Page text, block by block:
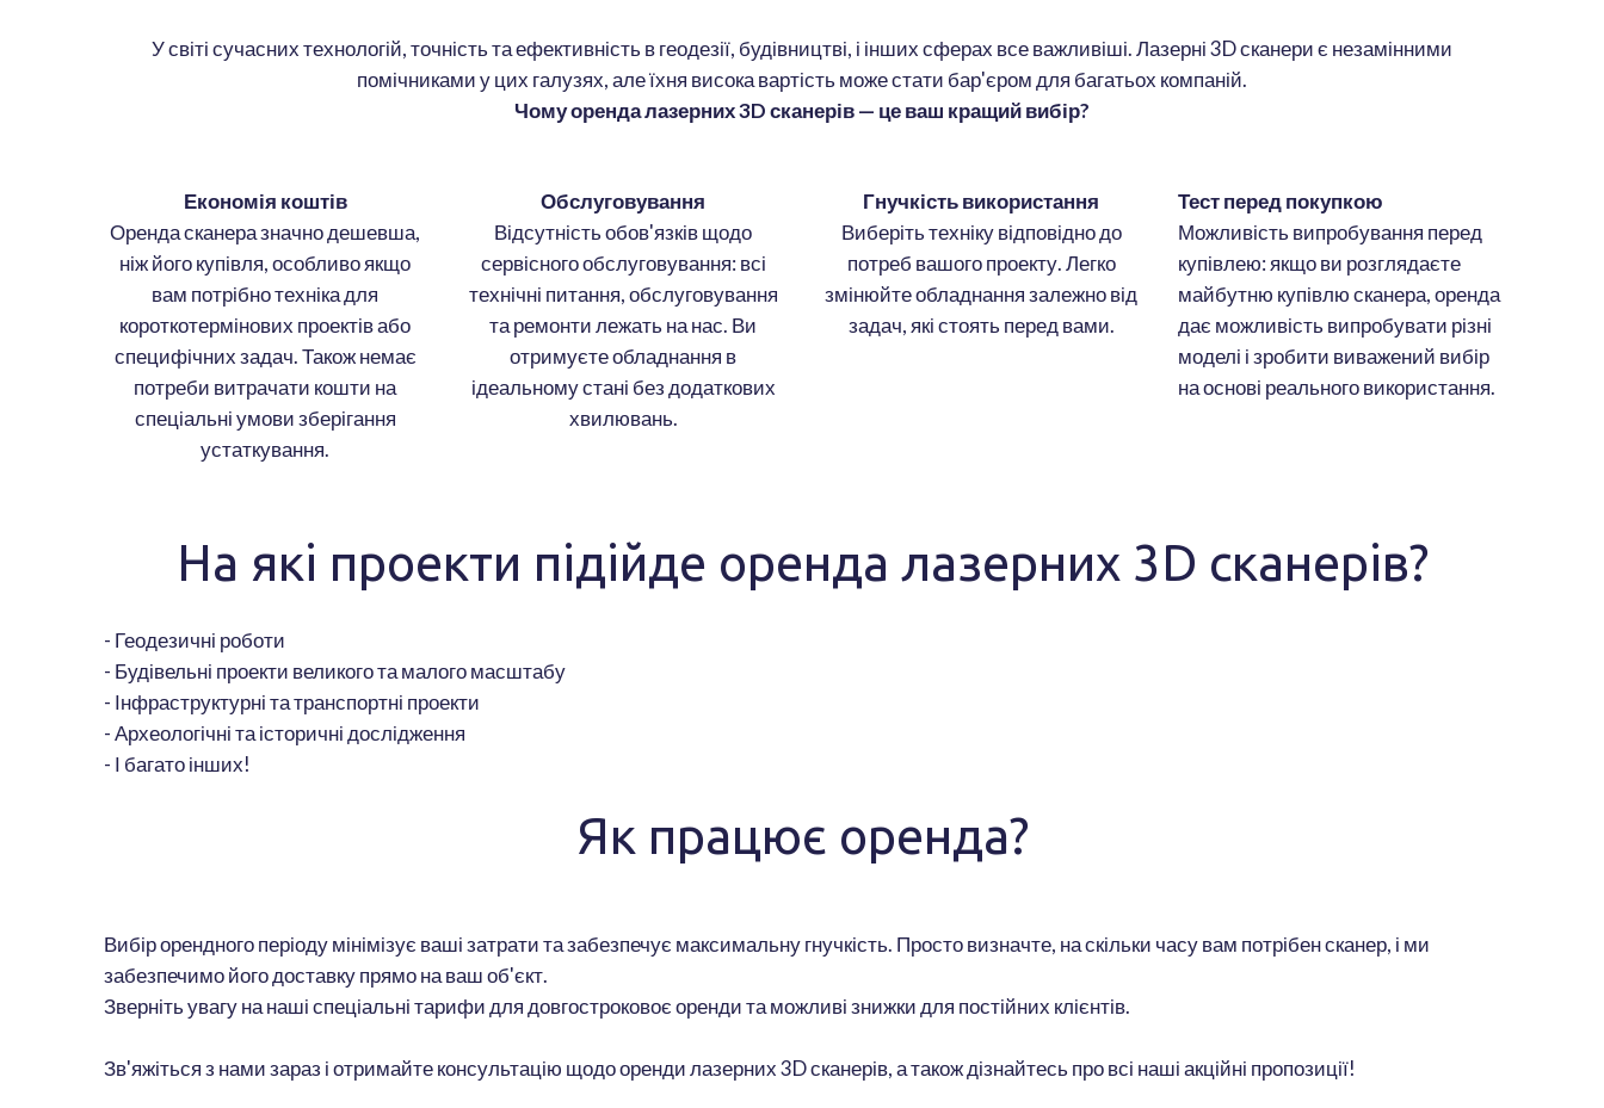
У світі сучасних технологій, точність та ефективність в геодезії, будівництві, і інших сферах все важливіші. Лазерні 3D сканери є незамінними
помічниками у цих галузях, але їхня висока вартість може стати бар'єром для багатьох компаній.
Чому оренда лазерних 3D сканерів — це ваш кращий вибір?
Економія коштів
Оренда сканера значно дешевша,
ніж його купівля, особливо якщо
вам потрібно техніка для
короткотермінових проектів або
специфічних задач. Також немає
потреби витрачати кошти на
спеціальні умови зберігання
устаткування.
Обслуговування
Відсутність обов'язків щодо
сервісного обслуговування: всі
технічні питання, обслуговування
та ремонти лежать на нас. Ви
отримуєте обладнання в
ідеальному стані без додаткових
хвилювань.
Гнучкість використання
Виберіть техніку відповідно до
потреб вашого проекту. Легко
змінюйте обладнання залежно від
задач, які стоять перед вами.
Тест перед покупкою
Можливість випробування перед
купівлею: якщо ви розглядаєте
майбутню купівлю сканера, оренда
дає можливість випробувати різні
моделі і зробити виважений вибір
на основі реального використання.
На які проекти підійде оренда лазерних 3D сканерів?
- Геодезичні роботи
- Будівельні проекти великого та малого масштабу
- Інфраструктурні та транспортні проекти
- Археологічні та історичні дослідження
- І багато інших!
Як працює оренда?
Вибір орендного періоду мінімізує ваші затрати та забезпечує максимальну гнучкість. Просто визначте, на скільки часу вам потрібен сканер, і ми
забезпечимо його доставку прямо на ваш об'єкт.
Зверніть увагу на наші спеціальні тарифи для довгостроковоє оренди та можливі знижки для постійних клієнтів.
Зв'яжіться з нами зараз і отримайте консультацію щодо оренди лазерних 3D сканерів, а також дізнайтесь про всі наші акційні пропозиції!